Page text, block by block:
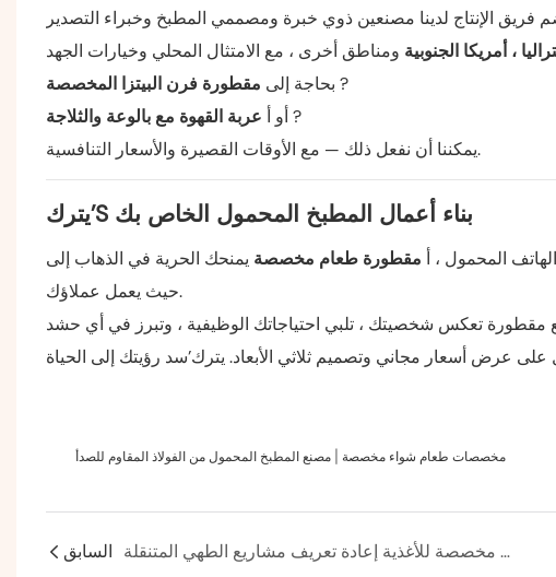
، أمريكا الجنوبية
بحاجة إلى ?
أو أعربة القهوة مع بالوعة والثلاجة?
يمكننا أن نفعل ذلك — مع الأوقات القصيرة والأسعار التنافسية.
يترك’S بناء أعمال المطبخ المحمول الخاص بك
المحمول ، أ مقطورة طعام مخصصة يمنحك الحرية في الذهاب إلى
حيث يعمل عملاؤك.
مخصصات طعام شواء مخصصة | مصنع المطبخ المحمول من الفولاذ المقاوم للصدأ
السابق يجتمع خمر الابتكار: مقطورات مخصصة للأغذية إعادة تعريف مشاريع الطهي المتنقلة